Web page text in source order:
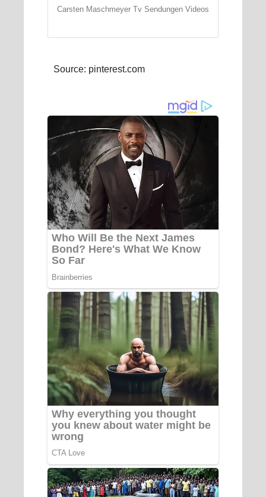
Carsten Maschmeyer Tv Sendungen Videos
Source: pinterest.com